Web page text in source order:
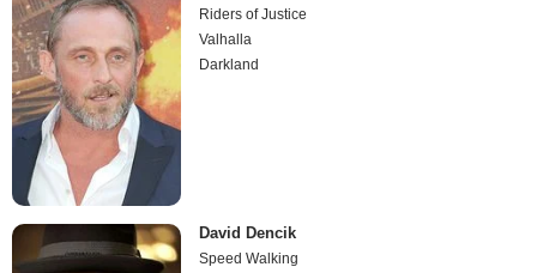
Riders of Justice
Valhalla
Darkland
David Dencik
Speed Walking